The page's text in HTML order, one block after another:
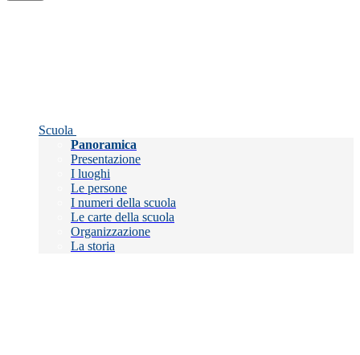
Scuola
Panoramica
Presentazione
I luoghi
Le persone
I numeri della scuola
Le carte della scuola
Organizzazione
La storia